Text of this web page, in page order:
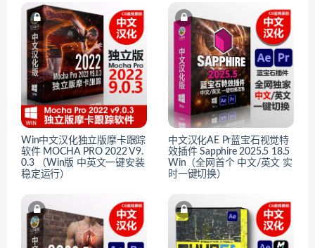
Win中文汉化独立版摩卡跟踪
软件 MOCHA PRO 2022 V9.
0.3 （Win版 中英文一键安装
稳定运行）
中文汉化AE Pr蓝宝石视觉特
效插件 Sapphire 2025.5 18.5
Win（全网首个 中文/英文 实
时一键切换）